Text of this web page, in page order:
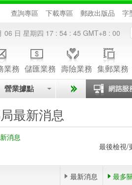
查詢專區 下載專區 郵政出版品 字
06 日 星期四 17 : 54 : 46 GMT+8 : 00
業務 儲匯業務 壽險業務 集郵業務
營業據點
最新消息
消息
最後檢視/
最新消息 最多